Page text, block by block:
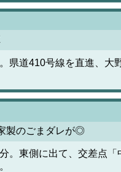
県道410号線を直進、大
製のごまダレが◎
。東側に出て、交差点